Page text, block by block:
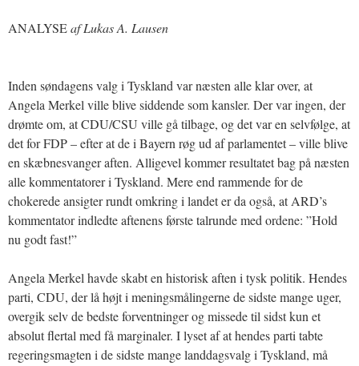
ANALYSEaf Lukas A. Lausen
Inden søndagens valg i Tyskland var næsten alle klar over, at
Angela Merkel ville blive siddende som kansler. Der var ingen, der
drømte om, at CDU/CSU ville gå tilbage, og det var en selvfølge, at
det for FDP – efter at de i Bayern røg ud af parlamentet – ville blive
en skæbnesvanger aften. Alligevel kommer resultatet bag på næsten
alle kommentatorer i Tyskland. Mere end rammende for de
chokerede ansigter rundt omkring i landet er da også, at ARD’s
kommentator indledte aftenens første talrunde med ordene: ”Hold
nu godt fast!”
Angela Merkel havde skabt en historisk aften i tysk politik. Hendes
parti, CDU, der lå højt i meningsmålingerne de sidste mange uger,
overgik selv de bedste forventninger og missede til sidst kun et
absolut flertal med få marginaler. I lyset af at hendes parti tabte
regeringsmagten i de sidste mange landdagsvalg i Tyskland, må